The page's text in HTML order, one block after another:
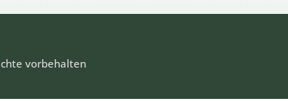
vorbehalten